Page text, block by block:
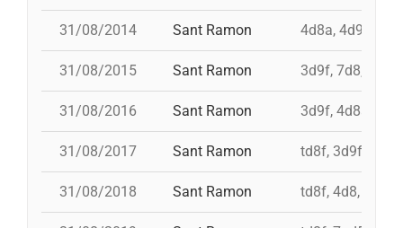
31/08/2014 Sant Ramon 4d8a, 4d9f,
31/08/2015 Sant Ramon 3d9f, 7d8,
31/08/2016 Sant Ramon 3d9f, 4d8a,
31/08/2017 Sant Ramon td8f, 3d9f, 4d8,
31/08/2018 Sant Ramon td8f, 4d8, 3d8,